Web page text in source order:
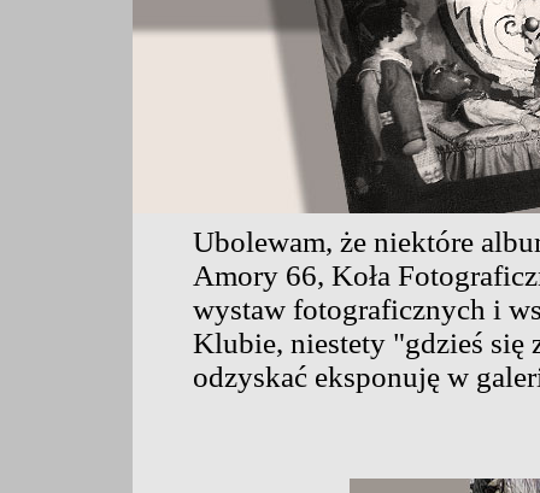
Ubolewam, że niektóre
Amory 66, Koła
wystaw fotograficznych i
Klubie, niestety "gdzieś się
odzyskać eksponuję w